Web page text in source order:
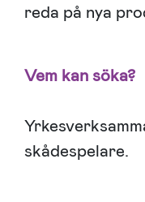
reda på nya
Vem kan söka?
skådespelare.